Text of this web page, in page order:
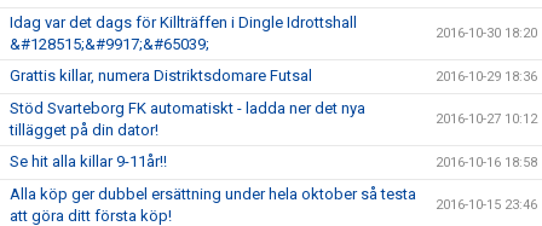
Idag var det dags för Killträffen i Dingle Idrottshall
&#128515;&#9917;&#65039;
2016-10-30 18:20
Grattis killar, numera Distriktsdomare Futsal 2016-10-29 18:36
Stöd Svarteborg FK automatiskt - ladda ner det nya
tillägget på din dator!
2016-10-27 10:12
Se hit alla killar 9-11år!! 2016-10-16 18:58
Alla köp ger dubbel ersättning under hela oktober så testa
att göra ditt första köp!
2016-10-15 23:46